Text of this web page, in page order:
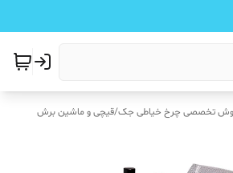
تخصصی چرخ خیاطی جک/قیچی و ماشین برش